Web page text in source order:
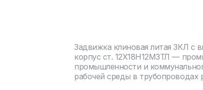
Задвижка клиновая литая ЗКЛ
корпус ст. 12Х18Н12М3ТЛ —
промышленности и
рабочей среды в трубопроводах